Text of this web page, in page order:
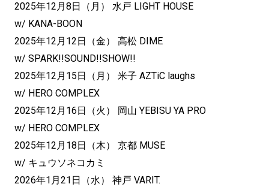
2025年12月8日（月） 水戸 LIGHT HOUSE
w/ KANA-BOON
2025年12月12日（金） 高松 DIME
w/ SPARK!!SOUND!!SHOW!!
2025年12月15日（月） 米子 AZTiC laughs
w/ HERO COMPLEX
2025年12月16日（火） 岡山 YEBISU YA PRO
w/ HERO COMPLEX
2025年12月18日（木） 京都 MUSE
w/ キュウソネコカミ
2026年1月21日（水） 神戸 VARIT.